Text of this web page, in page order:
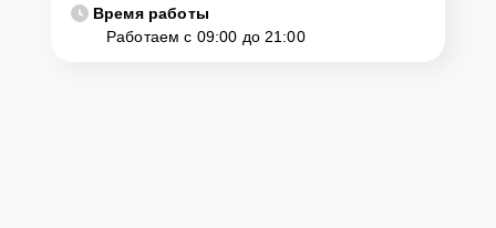
Время работы
Работаем с 09:00 до 21:00